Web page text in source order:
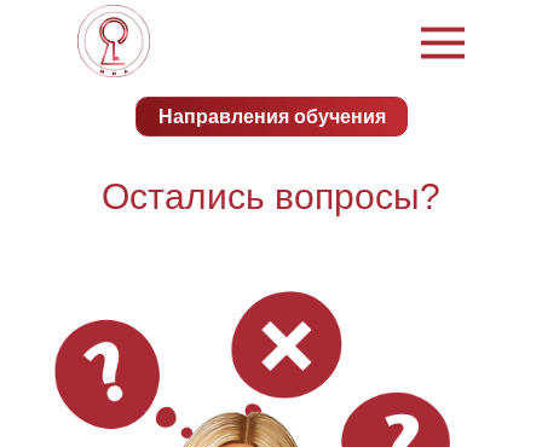
Направления обучения
Остались вопросы?